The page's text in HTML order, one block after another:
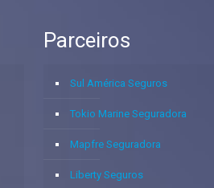
Parceiros
Sul América Seguros
Tokio Marine Seguradora
Mapfre Seguradora
Liberty Seguros